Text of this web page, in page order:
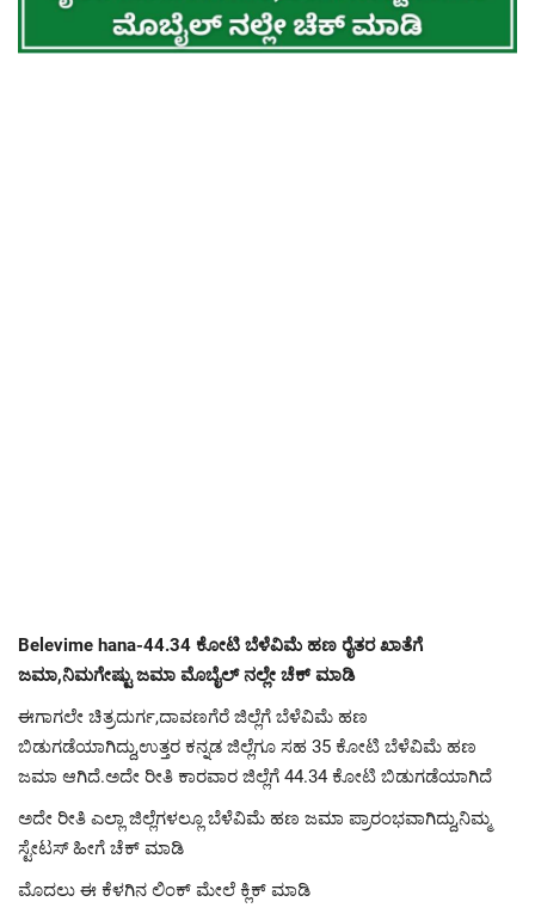
Belevime hana-44.34 ಕೋಟಿ ಬೆಳೆವಿಮೆ ಹಣ ರೈತರ ಖಾತೆಗೆ
ಜಮಾ,ನಿಮಗೇಷ್ಟು ಜಮಾ ಮೊಬೈಲ್ ನಲ್ಲೇ ಚೆಕ್ ಮಾಡಿ
ಈಗಾಗಲೇ ಚಿತ್ರದುರ್ಗ,ದಾವಣಗೆರೆ ಜಿಲ್ಲೆಗೆ ಬೆಳೆವಿಮೆ ಹಣ
ಬಿಡುಗಡೆಯಾಗಿದ್ದು,ಉತ್ತರ ಕನ್ನಡ ಜಿಲ್ಲೆಗೂ ಸಹ 35 ಕೋಟಿ ಬೆಳೆವಿಮೆ ಹಣ
ಜಮಾ ಆಗಿದೆ.ಅದೇ ರೀತಿ ಕಾರವಾರ ಜಿಲ್ಲೆಗೆ 44.34 ಕೋಟಿ ಬಿಡುಗಡೆಯಾಗಿದೆ
ಅದೇ ರೀತಿ ಎಲ್ಲಾ ಜಿಲ್ಲೆಗಳಲ್ಲೂ ಬೆಳೆವಿಮೆ ಹಣ ಜಮಾ ಪ್ರಾರಂಭವಾಗಿದ್ದು,ನಿಮ್ಮ
ಸ್ಟೇಟಸ್ ಹೀಗೆ ಚೆಕ್ ಮಾಡಿ
ಮೊದಲು ಈ ಕೆಳಗಿನ ಲಿಂಕ್ ಮೇಲೆ ಕ್ಲಿಕ್ ಮಾಡಿ